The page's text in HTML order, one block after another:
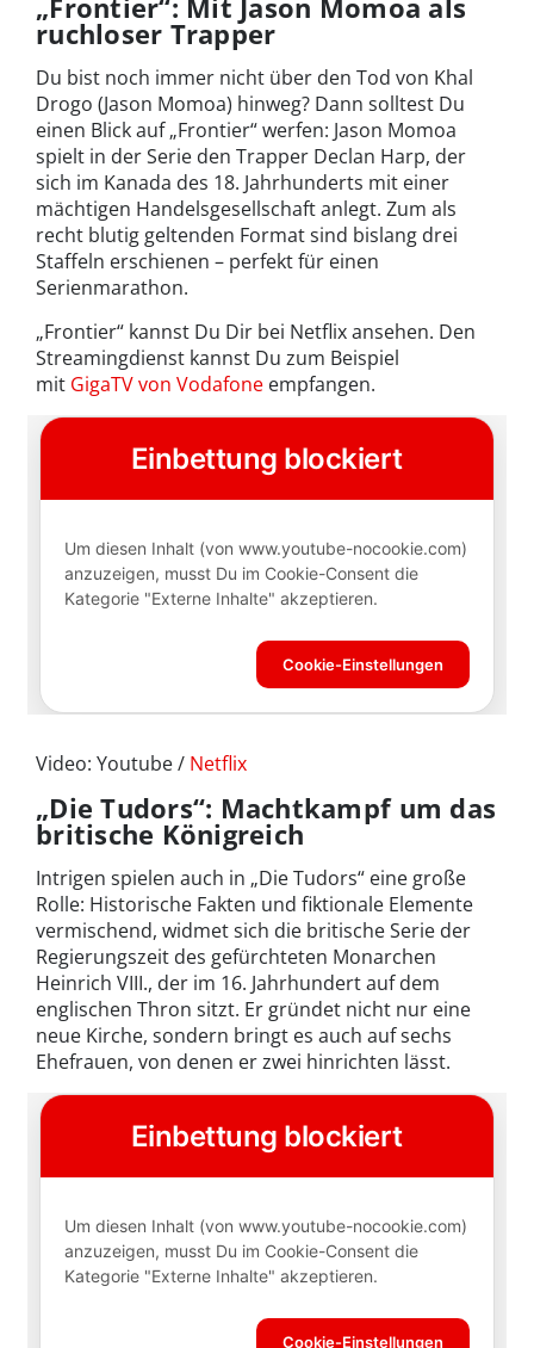
ruchloser Trapper
Du bist noch immer nicht über den Tod von Khal
Drogo (Jason Momoa) hinweg? Dann solltest Du
einen Blick auf „Frontier“ werfen: Jason Momoa
spielt in der Serie den Trapper Declan Harp, der
sich im Kanada des 18. Jahrhunderts mit einer
mächtigen Handelsgesellschaft anlegt. Zum als
recht blutig geltenden Format sind bislang drei
Staffeln erschienen – perfekt für einen
Serienmarathon.
„Frontier“ kannst Du Dir bei Netflix ansehen. Den
Streamingdienst kannst Du zum Beispiel
mit GigaTV von Vodafone empfangen.
Video: Youtube / Netflix
„Die Tudors“: Machtkampf um das
britische Königreich
Intrigen spielen auch in „Die Tudors“ eine große
Rolle: Historische Fakten und fiktionale Elemente
vermischend, widmet sich die britische Serie der
Regierungszeit des gefürchteten Monarchen
Heinrich VIII., der im 16. Jahrhundert auf dem
englischen Thron sitzt. Er gründet nicht nur eine
neue Kirche, sondern bringt es auch auf sechs
Ehefrauen, von denen er zwei hinrichten lässt.